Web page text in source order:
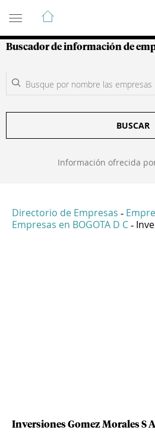
Guía de Empresas
Buscador de información de
BUSCAR
Información ofrecida
Directorio de Empresas -
Empresas en BOGOTA D C -
Inversiones Gomez Morales S A